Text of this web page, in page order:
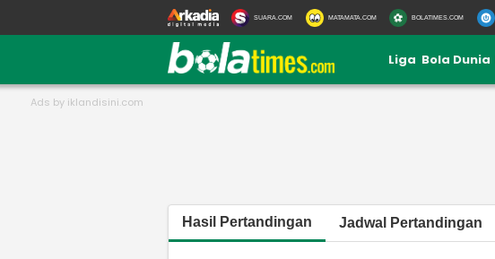
SUARA.COM MATAMATA.COM BOLATIMES.COM
Liga Bola Dunia
Hasil Pertandingan Jadwal Pertandingan